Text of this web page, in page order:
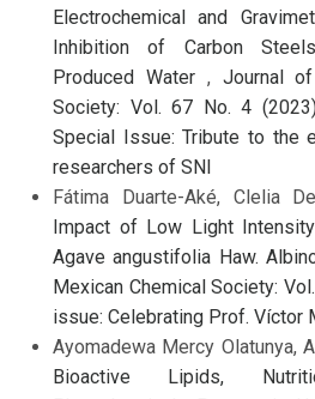
Electrochemical and
Inhibition of Carbon
Produced Water , Journal
Society: Vol. 67 No. 4
Special Issue: Tribute to the
researchers of SNI
Fátima Duarte-Aké, Clelia
Impact of Low Light
Agave angustifolia Haw.
Mexican Chemical Society:
issue: Celebrating Prof. Víctor
Ayomadewa Mercy Olatunya,
Bioactive Lipids,